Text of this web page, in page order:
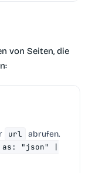
von Seiten, die
url
abrufen.
as: "json" |